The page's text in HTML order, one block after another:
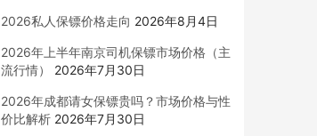
2026私人保镖价格走向 2026年8月4日
2026年上半年南京司机保镖市场价格（主
流行情）
2026年7月30日
2026年成都请女保镖贵吗？市场价格与性
价比解析 2026年7月30日